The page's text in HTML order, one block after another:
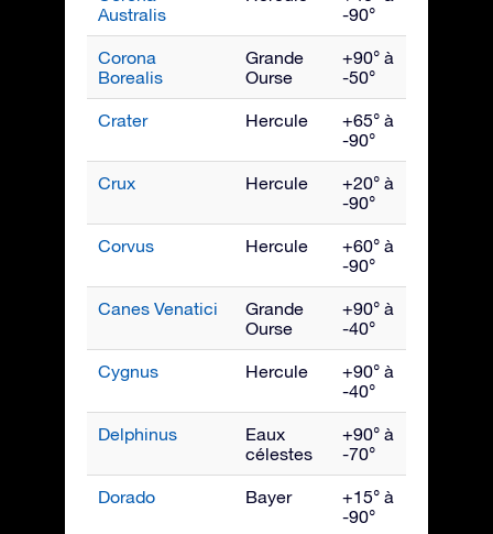
Australis
-90°
Corona
Borealis
Grande
Ourse
+90° à
-50°
Crater Hercule
+65° à
-90°
Crux Hercule
+20° à
-90°
Corvus Hercule
+60° à
-90°
Canes Venatici
Grande
Ourse
+90° à
-40°
Cygnus Hercule
+90° à
-40°
Delphinus
Eaux
célestes
+90° à
-70°
Dorado Bayer
+15° à
-90°